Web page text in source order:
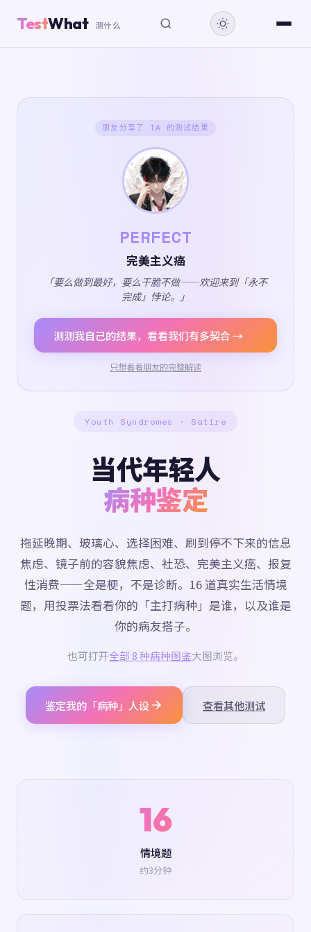
TestWhat 测什么
朋友分享了 TA 的测试结果
PERFECT
完美主义癌
「要么做到最好，要么干脆不做——欢迎来到「永不
完成」悖论。」
测测我自己的结果，看看我们有多契合 →
只想看看朋友的完整解读
Youth Syndromes · Satire
当代年轻人
病种鉴定
拖延晚期、玻璃心、选择困难、刷到停不下来的信息
焦虑、镜子前的容貌焦虑、社恐、完美主义癌、报复
性消费——全是梗，不是诊断。16 道真实生活情境
题，用投票法看看你的「主打病种」是谁，以及谁是
你的病友搭子。
也可打开全部 8 种病种图鉴大图浏览。
鉴定我的「病种」人设 查看其他测试
16
情境题
约3分钟